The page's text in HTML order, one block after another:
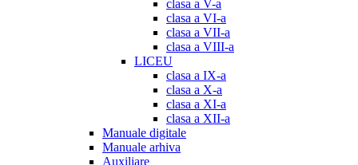
clasa a V-a
clasa a VI-a
clasa a VII-a
clasa a VIII-a
LICEU
clasa a IX-a
clasa a X-a
clasa a XI-a
clasa a XII-a
Manuale digitale
Manuale arhiva
Auxiliare